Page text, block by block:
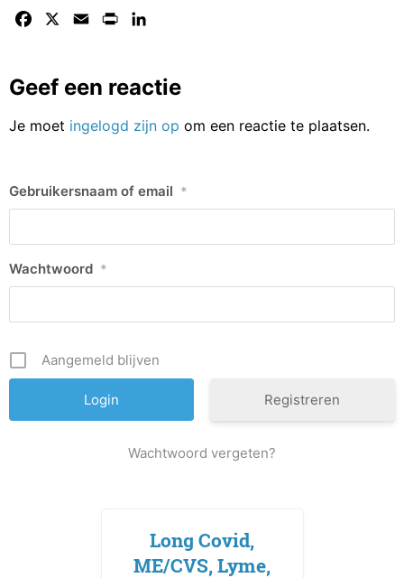
Facebook Email Print
Geef een reactie
Je moet ingelogd zijn op om een reactie te plaatsen.
Gebruikersnaam of email *
Wachtwoord *
Aangemeld blijven
Registreren
Wachtwoord vergeten?
Long Covid,
ME/CVS, Lyme,